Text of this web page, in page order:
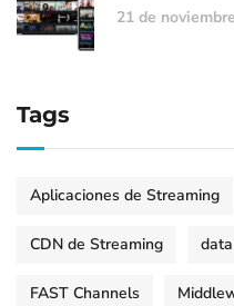
21 de
Tags
Aplicaciones de Streaming
CDN de Streaming
FAST Channels